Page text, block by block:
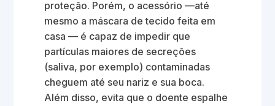
proteção. Porém, o acessório —até
mesmo a máscara de tecido feita em
casa — é capaz de impedir que
partículas maiores de secreções
(saliva, por exemplo) contaminadas
cheguem até seu nariz e sua boca.
Além disso, evita que o doente espalhe